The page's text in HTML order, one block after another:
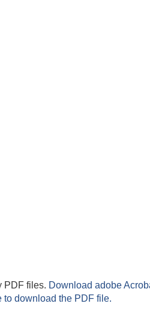
PDF files. Download adobe
to download the PDF file.